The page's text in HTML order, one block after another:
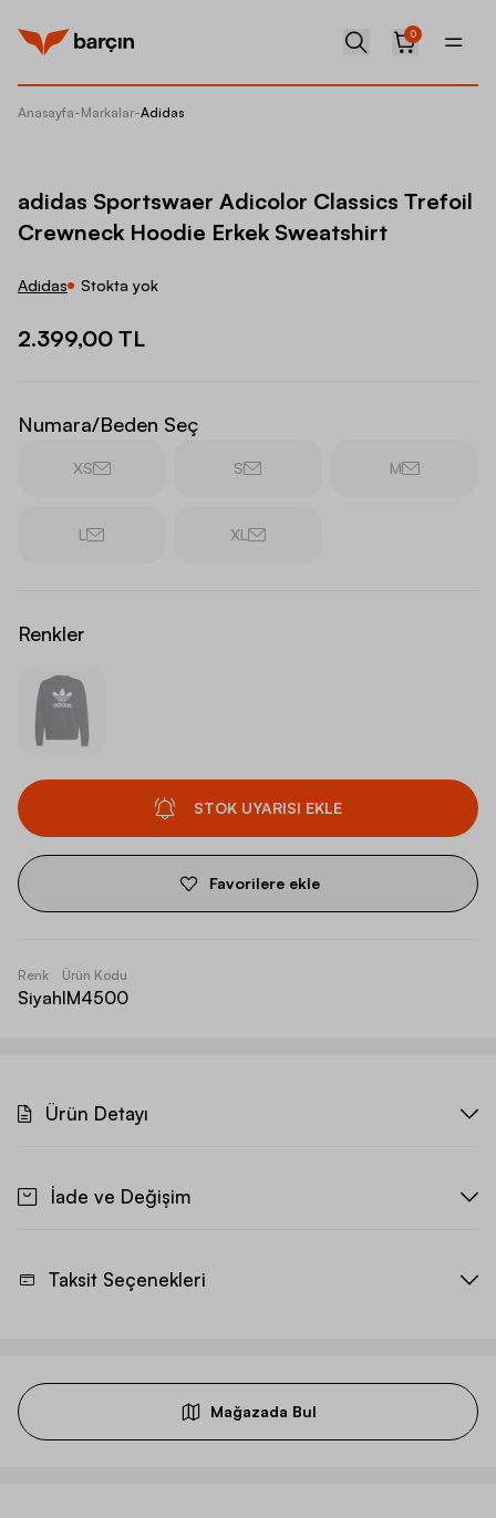
0
Anasayfa-Markalar-Adidas
adidas Sportswaer Adicolor Classics Trefoil
Crewneck Hoodie Erkek Sweatshirt
Adidas Stokta yok
2.399,00 TL
Numara/Beden Seç
XS S M
L XL
Renkler
STOK UYARISI EKLE
Favorilere ekle
Renk
Siyah
Ürün Kodu
IM4500
Ürün Detayı
İade ve Değişim
Taksit Seçenekleri
Mağazada Bul